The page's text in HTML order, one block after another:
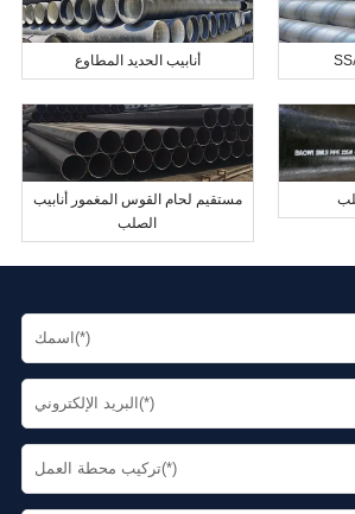
أنابيب الحديد المطاوع
مستقيم لحام القوس المغمور أنابيب
الصلب